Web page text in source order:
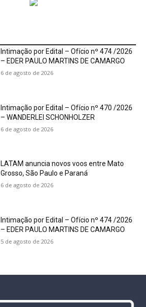
Intimação por Edital – Ofício nº 474 /2026
– EDER PAULO MARTINS DE CAMARGO
6 de agosto de 2026
Intimação por Edital – Ofício nº 470 /2026
– WANDERLEI SCHONHOLZER
6 de agosto de 2026
LATAM anuncia novos voos entre Mato
Grosso, São Paulo e Paraná
6 de agosto de 2026
Intimação por Edital – Ofício nº 474 /2026
– EDER PAULO MARTINS DE CAMARGO
5 de agosto de 2026